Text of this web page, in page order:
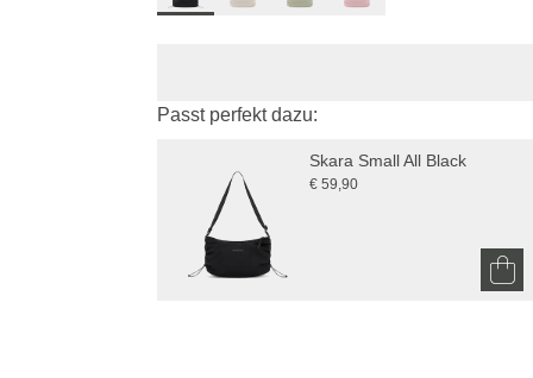
Passt perfekt dazu:
Skara Small All Black
€ 59,90